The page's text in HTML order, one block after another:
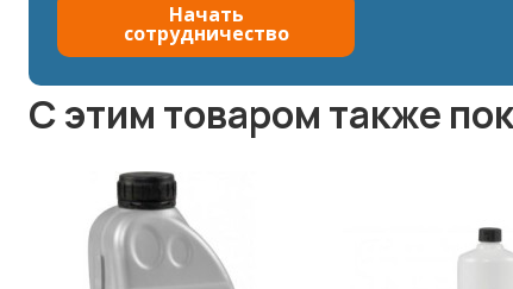
Начать
сотрудничество
C этим товаром также